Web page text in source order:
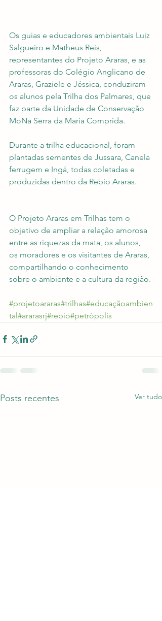
Os guias e educadores ambientais Luiz
Salgueiro e Matheus Reis,
representantes do Projeto Araras, e as
professoras do Colégio Anglicano de
Araras, Graziele e Jéssica, conduziram
os alunos pela Trilha dos Palmares, que
faz parte da Unidade de Conservação
MoNa Serra da Maria Comprida.
Durante a trilha educacional, foram
plantadas sementes de Jussara, Canela
ferrugem e Ingá, todas coletadas e
produzidas dentro da Rebio Araras.
O Projeto Araras em Trilhas tem o
objetivo de ampliar a relação amorosa
entre as riquezas da mata, os alunos,
os moradores e os visitantes de Araras,
compartilhando o conhecimento
sobre o ambiente e a cultura da região.
#projetoararas#trilhas#educaçãoambien
tal#ararasrj#rebio#petrópolis
Posts recentes Ver tudo